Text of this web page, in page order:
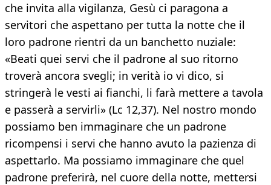
che invita alla vigilanza, Gesù ci paragona a
servitori che aspettano per tutta la notte che il
loro padrone rientri da un banchetto nuziale:
«Beati quei servi che il padrone al suo ritorno
troverà ancora svegli; in verità io vi dico, si
stringerà le vesti ai fianchi, li farà mettere a tavola
e passerà a servirli» (Lc 12,37). Nel nostro mondo
possiamo ben immaginare che un padrone
ricompensi i servi che hanno avuto la pazienza di
aspettarlo. Ma possiamo immaginare che quel
padrone preferirà, nel cuore della notte, mettersi